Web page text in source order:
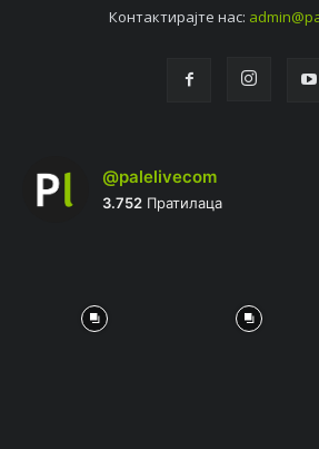
Контактирајтe нас:
@palelivecom
3.752 Пратилаца